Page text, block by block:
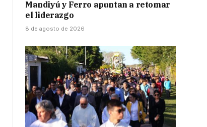
Mandiyú y Ferro apuntan a retomar
el liderazgo
8 de agosto de 2026